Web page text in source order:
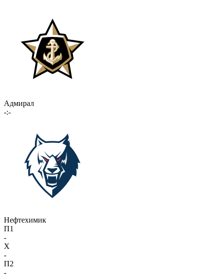
Адмирал
-:-
Нефтехимик
П1
-
X
-
П2
-